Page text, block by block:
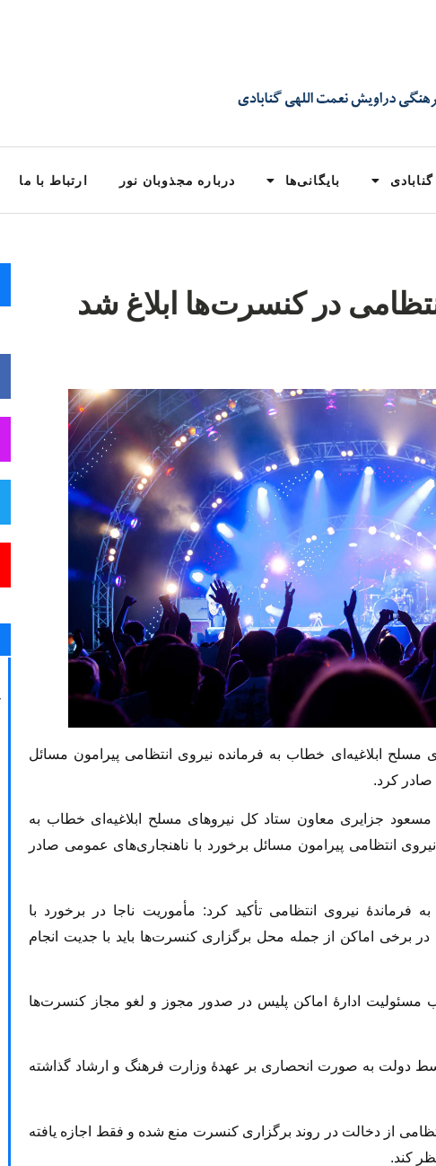
بایگانی‌ها درباره مجذوبان نور ارتباط با ما
در کنسرت‌ها ابلاغ شد
مسلح ابلاغیه‌ای خطاب به فرمانده نیروی انتظامی پیرامون مسائل
صادر کرد.
جزایری معاون ستاد کل نیروهای مسلح ابلاغیه‌ای خطاب به
انتظامی پیرامون مسائل برخورد با ناهنجاری‌های عمومی صادر
فرماندهٔ نیروی انتظامی تأکید کرد: مأموریت ناجا در برخورد با
در برخی اماکن از جمله محل برگزاری کنسرت‌ها باید با جدیت انجام
مسئولیت ادارهٔ اماکن پلیس در صدور مجوز و لغو مجاز کنسرت‌ها
دولت به صورت انحصاری بر عهدهٔ وزارت فرهنگ و ارشاد گذاشته
از دخالت در روند برگزارى كنسرت منع شده و فقط اجازه يافته
كند.